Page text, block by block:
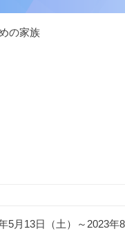
の家族
5月13日（土）～2023年8